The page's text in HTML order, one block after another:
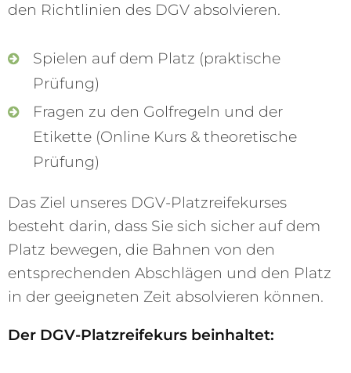
den Richtlinien des DGV absolvieren.
Spielen auf dem Platz (praktische
Prüfung)
Fragen zu den Golfregeln und der
Etikette (Online Kurs & theoretische
Prüfung)
Das Ziel unseres DGV-Platzreifekurses
besteht darin, dass Sie sich sicher auf dem
Platz bewegen, die Bahnen von den
entsprechenden Abschlägen und den Platz
in der geeigneten Zeit absolvieren können.
Der DGV-Platzreifekurs beinhaltet: